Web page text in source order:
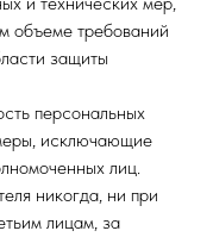
объеме требований
защиты
персональных
исключающие
лиц.
никогда, ни при
лицам, за